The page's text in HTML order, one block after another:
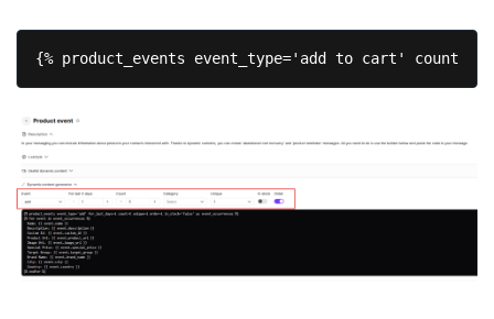
{% product_events event_type='add to cart'